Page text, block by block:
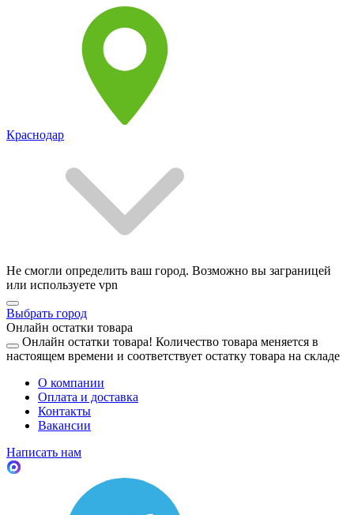
Краснодар
Не смогли определить ваш город. Возможно вы заграницей
или используете vpn
Выбрать город
Онлайн остатки товара
Онлайн остатки товара! Количество товара меняется в
настоящем времени и соответствует остатку товара на складе
О компании
Оплата и доставка
Контакты
Вакансии
Написать нам